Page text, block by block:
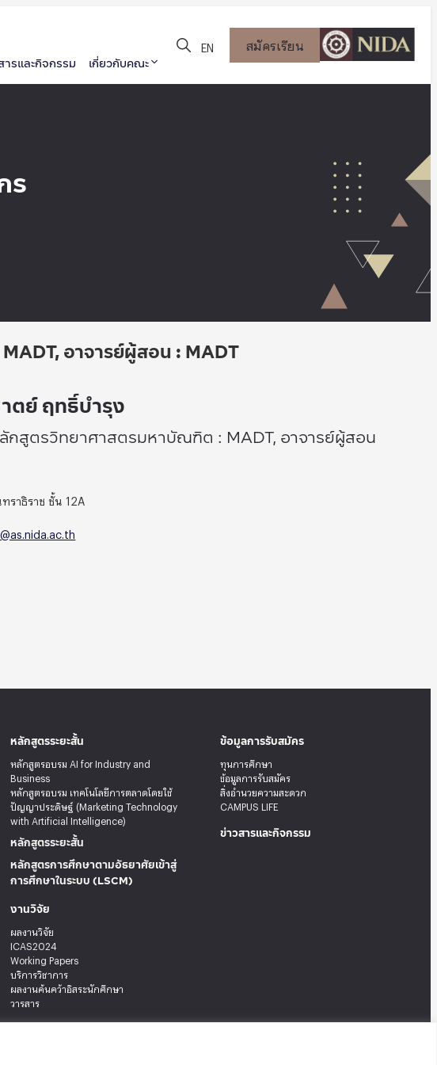
ารและกิจกรรม เกี่ยวกับคณะ
EN สมัครเรียน
ร
อาจารย์ผู้สอน : MADT
ตย์ ฤทธิ์บำรุง
กสูตรวิทยาศาสตรมหาบัณฑิต : MADT, อาจารย์ผู้สอน
ราธิราช ชั้น 12A
หลักสูตรระยะสั้น
หลักสูตรอบรม AI for Industry and
Business
หลักสูตรอบรม เทคโนโลยีการตลาดโดยใช้
ปัญญาประดิษฐ์ (Marketing Technology
with Artificial Intelligence)
หลักสูตรระยะสั้น
หลักสูตรการศึกษาตามอัธยาศัยเข้าสู่
การศึกษาในระบบ (LSCM)
งานวิจัย
ผลงานวิจัย
ICAS2024
Working Papers
บริการวิชาการ
ผลงานค้นคว้าอิสระนักศึกษา
วารสาร
ข้อมูลการรับสมัคร
ทุนการศึกษา
ข้อมูลการรับสมัคร
สิ่งอำนวยความสะดวก
CAMPUS LIFE
ข่าวสารและกิจกรรม